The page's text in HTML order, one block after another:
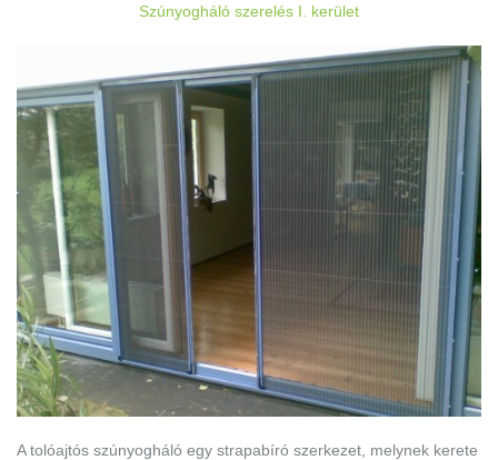
Szúnyogháló szerelés I. kerület
A tolóajtós szúnyogháló egy strapabíró szerkezet, melynek kerete